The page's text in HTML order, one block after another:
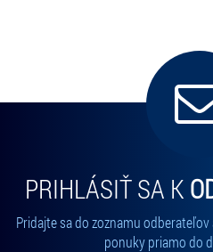
PRIHLÁSIŤ SA K
Pridajte sa do zoznamu
ponuky priamo do